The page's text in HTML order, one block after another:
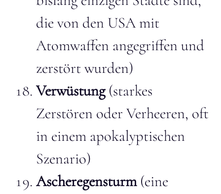
die von den USA mit
Atomwaffen angegriffen und
zerstört wurden)
Verwüstung(starkes
Zerstören oder Verheeren, oft
in einem apokalyptischen
Szenario)
Ascheregensturm(eine